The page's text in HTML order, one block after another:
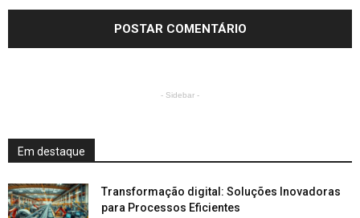
- Sidebar -
Em destaque
Transformação digital: Soluções Inovadoras
para Processos Eficientes